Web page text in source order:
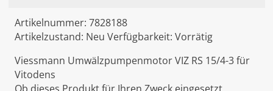
Artikelnummer: 7828188
Artikelzustand: Neu Verfügbarkeit: Vorrätig
Viessmann Umwälzpumpenmotor VIZ RS 15/4-3 für
Vitodens